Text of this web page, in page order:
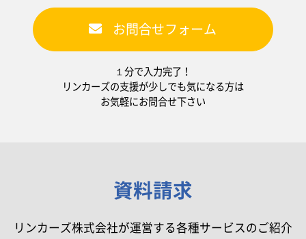
お問合せフォーム
１分で入力完了！
リンカーズの支援が少しでも気になる方は
お気軽にお問合せ下さい
資料請求
リンカーズ株式会社が運営する各種サービスのご紹介